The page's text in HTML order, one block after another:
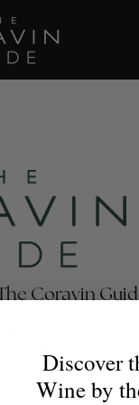
Coravin
di vino
celebrano la
possano trovare
Discover
Wine by